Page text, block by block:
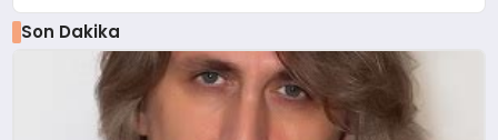
Son Dakika